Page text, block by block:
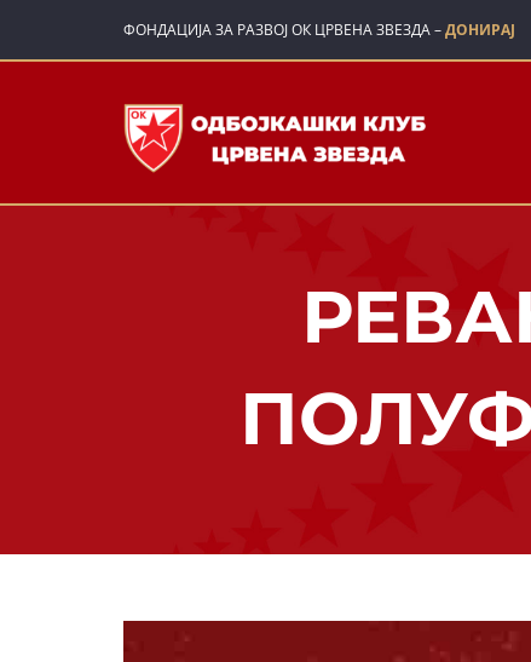
ФОНДАЦИЈА ЗА РАЗВОЈ ОК ЦРВЕНА ЗВЕЗДА –ДОНИРАЈ